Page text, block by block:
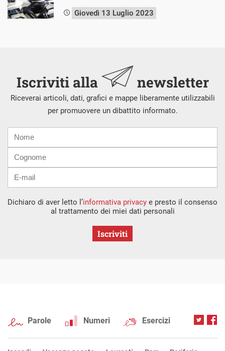
Giovedì 13 Luglio 2023
Iscriviti alla newsletter
Riceverai articoli, dati, grafici e mappe liberamente utilizzabili
per promuovere un dibattito informato.
mail
Dichiaro di aver letto l’informativa privacy e presto il consenso
al trattamento dei miei dati personali
Iscriviti
Parole Numeri Esercizi